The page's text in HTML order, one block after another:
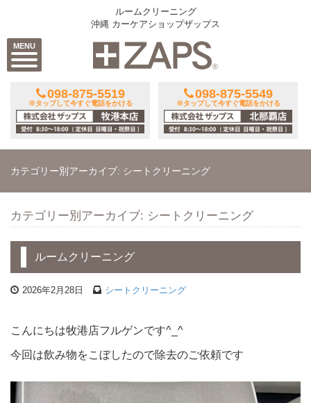
MENU
ルームクリーニング
沖縄 カーケアショップザップス
098-875-5519
※タップして今すぐ電話をかける
098-875-5549
※タップして今すぐ電話をかける
カテゴリー別アーカイブ: シートクリーニング
カテゴリー別アーカイブ: シートクリーニング
ルームクリーニング
2026年2月28日 シートクリーニング
こんにちは牧港店フルゲンです^_^
今回は飲み物をこぼしたので除去のご依頼です